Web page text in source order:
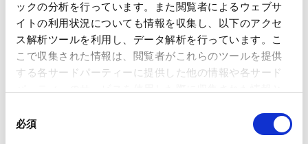
ックの分析を行っています。また閲覧者によるウェブサ
イトの利用状況についても情報を収集し、以下のアクセ
ス解析ツールを利用し、データ解析を行っています。こ
こで収集された情報は、閲覧者がこれらのツールを提供
する各サードパーティーに提供した他の情報や各サード
ことがあります。
必須
渡邉 剛
Takeshi Watanabe
東京
パートナー
左髙 健一
Kenichi Sadaka
東京
パートナー